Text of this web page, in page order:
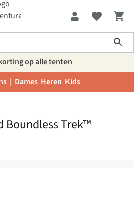
op alle tenten
| Dames Heren Kids
Boundless Trek™